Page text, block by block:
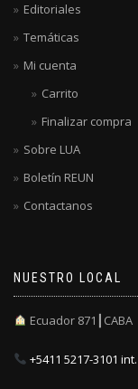
Editoriales
Temáticas
Mi cuenta
Carrito
Finalizar compra
Sobre LUA
Boletín REUN
Contactanos
NUESTRO LOCAL
Ecuador 871┃CABA
+5411 5217-3101